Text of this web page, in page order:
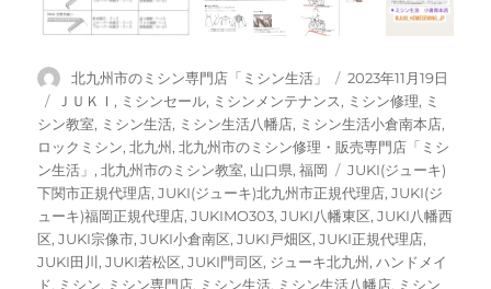
投
稿
者
北九州市のミシン専門店「ミシン生活」
投
稿
日:
2023年11月19日
カ
テ
ゴ
リ
ー
ＪＵＫＩ , ミシンセール, ミシンメンテナンス, ミシン修理, ミ
シン教室, ミシン生活, ミシン生活八幡店, ミシン生活小倉南本店,
ロックミシン,北九州 ,北九州市のミシン修理・販売専門店「ミシ
ン生活」 ,北九州市のミシン教室, 山口県,福岡
タ
グ
JUKI(ジューキ)
下関市正規代理店,JUKI(ジューキ)北九州市正規代理店,JUKI(ジ
ューキ)福岡正規代理店,JUKIMO303,JUKI八幡東区,JUKI八幡西
区,JUKI宗像市,JUKI小倉南区,JUKI戸畑区,JUKI正規代理店,
JUKI田川,JUKI若松区,JUKI門司区, ジューキ北九州 ,ハンドメイ
ド, ミシン, ミシン専門店, ミシン生活, ミシン生活八幡店, ミシン